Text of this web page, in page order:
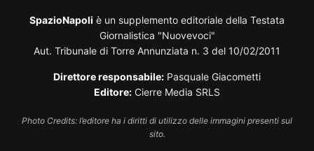
SpazioNapoli è un supplemento editoriale della Testata
Giornalistica "Nuovevoci"
Aut. Tribunale di Torre Annunziata n. 3 del 10/02/2011
Direttore responsabile: Pasquale Giacometti
Editore: Cierre Media SRLS
Photo Credits: l’editore ha i diritti di utilizzo delle immagini presenti sul
sito.